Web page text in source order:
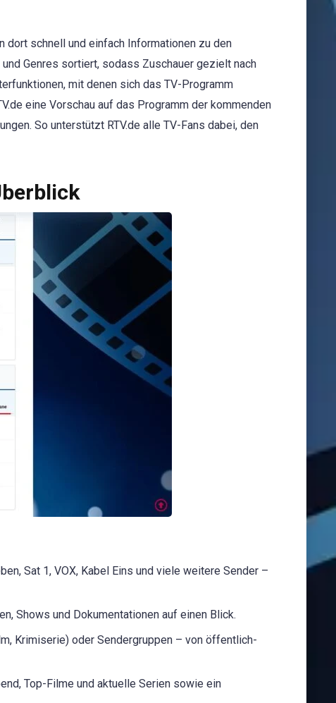
dort schnell und einfach Informationen zu den
Genres sortiert, sodass Zuschauer gezielt nach
mit denen sich das TV-Programm
eine Vorschau auf das Programm der kommenden
So unterstützt RTV.de alle TV-Fans dabei, den
Sat 1, VOX, Kabel Eins und viele weitere Sender –
Shows und Dokumentationen auf einen Blick.
Krimiserie) oder Sendergruppen – von öffentlich-
Top-Filme und aktuelle Serien sowie ein